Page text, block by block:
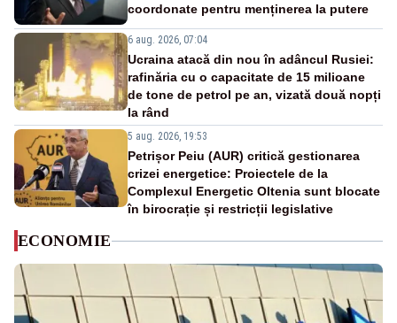
coordonate pentru menținerea la putere
6 aug. 2026, 07:04
Ucraina atacă din nou în adâncul Rusiei:
rafinăria cu o capacitate de 15 milioane
de tone de petrol pe an, vizată două nopți
la rând
5 aug. 2026, 19:53
Petrișor Peiu (AUR) critică gestionarea
crizei energetice: Proiectele de la
Complexul Energetic Oltenia sunt blocate
în birocrație și restricții legislative
ECONOMIE